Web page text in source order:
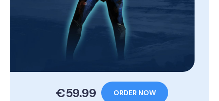
€59.99 ORDER NOW